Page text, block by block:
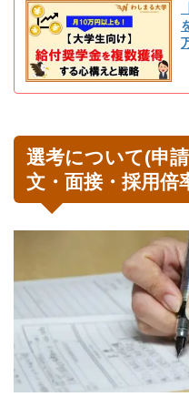
選考について(申
文・面接・採用倍